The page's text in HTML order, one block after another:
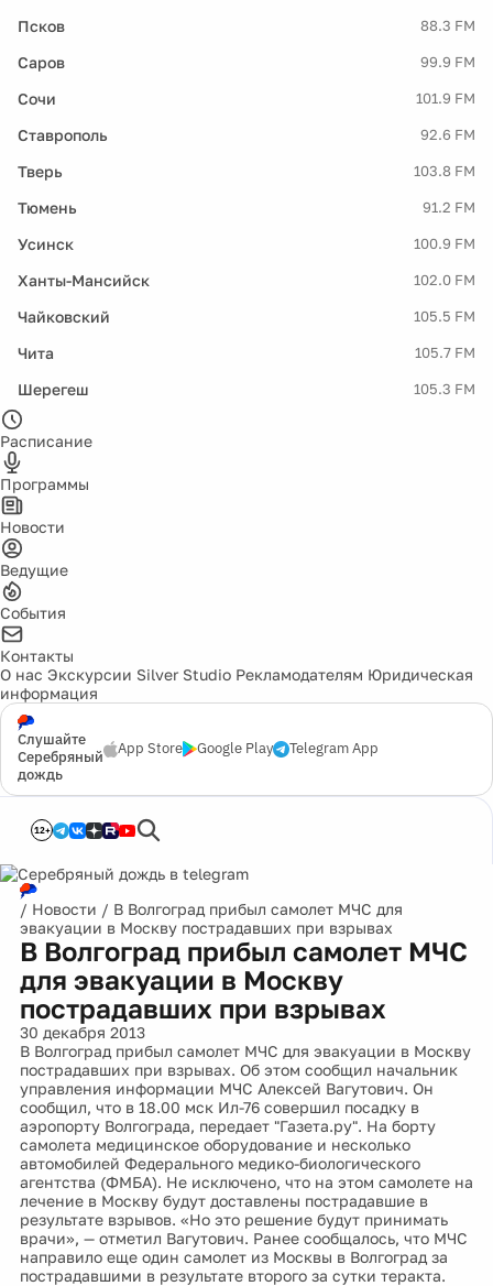
Псков 88.3 FM
Саров 99.9 FM
Сочи 101.9 FM
Ставрополь 92.6 FM
Тверь 103.8 FM
Тюмень 91.2 FM
Усинск 100.9 FM
Ханты-Мансийск 102.0 FM
Чайковский 105.5 FM
Чита 105.7 FM
Шерегеш 105.3 FM
Расписание
Программы
Новости
Ведущие
События
Контакты
О нас Экскурсии Silver Studio Рекламодателям Юридическая
информация
Слушайте
Серебряный
дождь
App Store Google Play Telegram App
12+
/ Новости / В Волгоград прибыл самолет МЧС для
эвакуации в Москву пострадавших при взрывах
В Волгоград прибыл самолет МЧС
для эвакуации в Москву
пострадавших при взрывах
30 декабря 2013
В Волгоград прибыл самолет МЧС для эвакуации в Москву
пострадавших при взрывах. Об этом сообщил начальник
управления информации МЧС Алексей Вагутович. Он
сообщил, что в 18.00 мск Ил-76 совершил посадку в
аэропорту Волгограда, передает "Газета.ру". На борту
самолета медицинское оборудование и несколько
автомобилей Федерального медико-биологического
агентства (ФМБА). Не исключено, что на этом самолете на
лечение в Москву будут доставлены пострадавшие в
результате взрывов. «Но это решение будут принимать
врачи», — отметил Вагутович. Ранее сообщалось, что МЧС
направило еще один самолет из Москвы в Волгоград за
пострадавшими в результате второго за сутки теракта.